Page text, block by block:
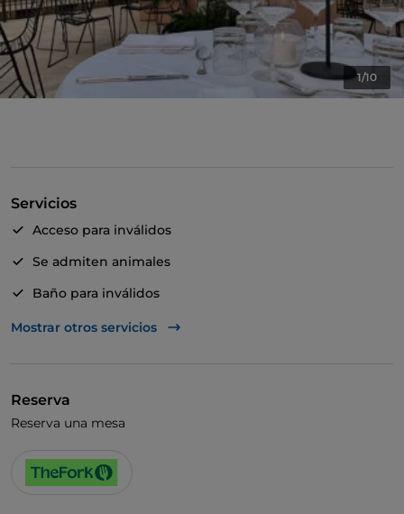
1/10
Servicios
Acceso para inválidos
Se admiten animales
Baño para inválidos
Se habla inglés
Mostrar otros servicios
Reserva
Reserva una mesa